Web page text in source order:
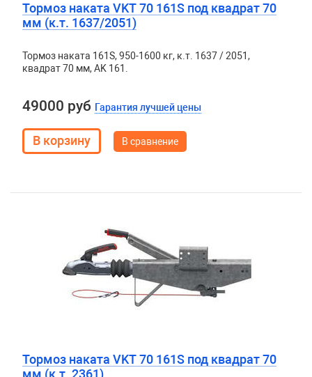
Тормоз наката VKT 70 161S под квадрат 70
мм (к.т. 1637/2051)
Тормоз наката 161S, 950-1600 кг, к.т. 1637 / 2051,
квадрат 70 мм, AK 161.
49000 руб Гарантия лучшей цены
В сравнение
Тормоз наката VKT 70 161S под квадрат 70
мм (к.т. 2361)